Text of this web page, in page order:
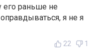
его раньше не
я не я
22 1